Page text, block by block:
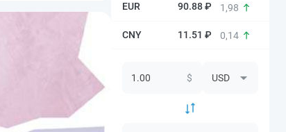
90.88 ₽ 1,98
11.51 ₽ 0,14
$